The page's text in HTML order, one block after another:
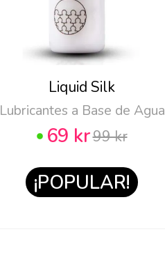
Liquid Silk
Lubricantes a Base de Agua
69 kr99 kr
¡POPULAR!